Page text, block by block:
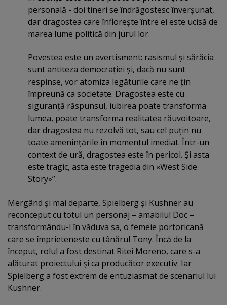
personală - doi tineri se îndrăgostesc înverşunat,
dar dragostea care înfloreşte între ei este ucisă de
marea lume politică din jurul lor.
Povestea este un avertisment: rasismul şi sărăcia
sunt antiteza democraţiei şi, dacă nu sunt
respinse, vor atomiza legăturile care ne ţin
împreună ca societate. Dragostea este cu
siguranţă răspunsul, iubirea poate transforma
lumea, poate transforma realitatea răuvoitoare,
dar dragostea nu rezolvă tot, sau cel puţin nu
toate ameninţările în momentul imediat. Într-un
context de ură, dragostea este în pericol. Şi asta
este tragic, asta este tragedia din «West Side
Story»”.
Mergând şi mai departe, Spielberg şi Kushner au
reconceput cu totul un personaj – amabilul Doc –
transformându-l în văduva sa, o femeie portoricană
care se împrieteneşte cu tânărul Tony. Încă de la
început, rolul a fost destinat Ritei Moreno, care s-a
alăturat proiectului şi ca producător executiv. Iar
Spielberg a fost extrem de entuziasmat de scenariul lui
Kushner.